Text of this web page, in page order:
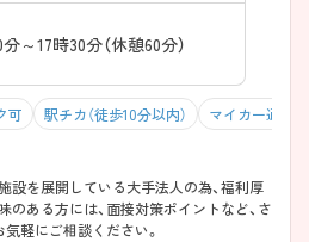
～17時30分（休憩60分）
可 駅チカ（徒歩10分以内） マイカー通勤
設を展開している大手法人の為、福利厚
軽にご相談ください。